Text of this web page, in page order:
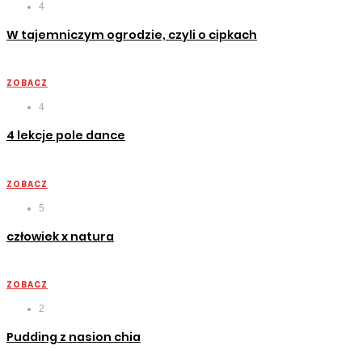
4
W tajemniczym ogrodzie, czyli o cipkach
ZOBACZ
4
4 lekcje pole dance
ZOBACZ
5
człowiek x natura
ZOBACZ
2
Pudding z nasion chia